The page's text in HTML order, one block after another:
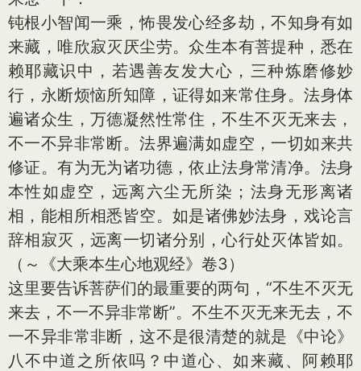
钝根小智闻一乘，怖畏发心经多劫，不知身有如
来藏，唯欣寂灭厌尘劳。众生本有菩提种，悉在
赖耶藏识中，若遇善友发大心，三种炼磨修妙
行，永断烦恼所知障，证得如来常住身。法身体
遍诸众生，万德凝然性常住，不生不灭无来去，
不一不异非常断。法界遍满如虚空，一切如来共
修证。有为无为诸功德，依止法身常清净。法身
本性如虚空，远离六尘无所染；法身无形离诸
相，能相所相悉皆空。如是诸佛妙法身，戏论言
辞相寂灭，远离一切诸分别，心行处灭体皆如。
（～《大乘本生心地观经》卷3）
这里要告诉菩萨们的最重要的两句，“不生不灭无
来去，不一不异非常断”。不生不灭无来无去，不
一不异非常非断，这不是很清楚的就是《中论》
八不中道之所依吗？中道心、如来藏、阿赖耶